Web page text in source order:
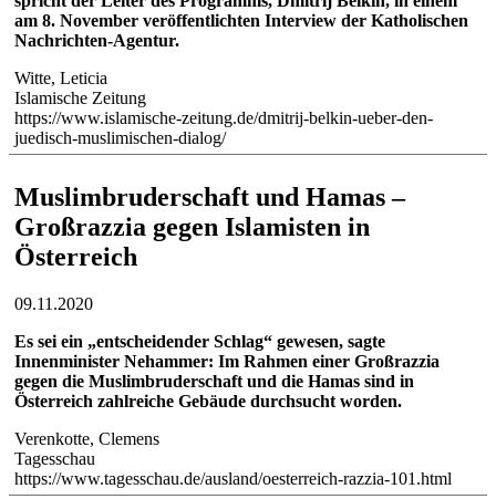
am 8. November veröffentlichten Interview der Katholischen
Nachrichten-Agentur.
Witte, Leticia
Islamische Zeitung
https://www.islamische-zeitung.de/dmitrij-belkin-ueber-den-
juedisch-muslimischen-dialog/
Muslimbruderschaft und Hamas –
Großrazzia gegen Islamisten in
Österreich
09.11.2020
Es sei ein „entscheidender Schlag“ gewesen, sagte
Innenminister Nehammer: Im Rahmen einer Großrazzia
gegen die Muslimbruderschaft und die Hamas sind in
Österreich zahlreiche Gebäude durchsucht worden.
Verenkotte, Clemens
Tagesschau
https://www.tagesschau.de/ausland/oesterreich-razzia-101.html